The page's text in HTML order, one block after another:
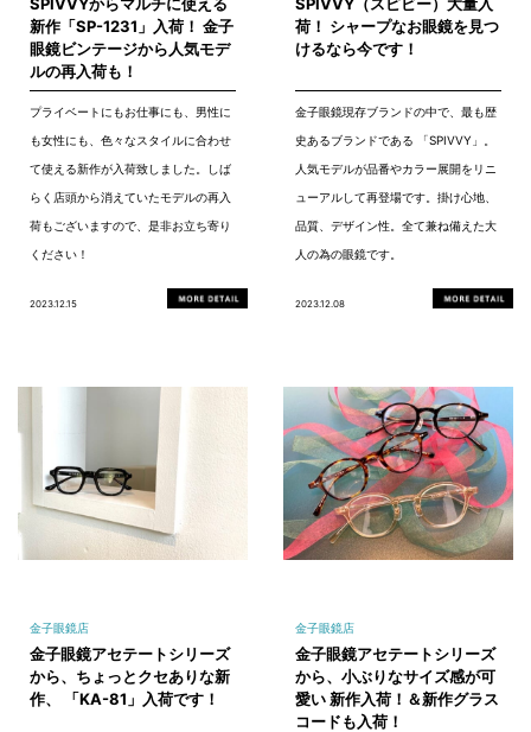
新作「SP-1231」入荷！ 金子
眼鏡ビンテージから人気モデ
ルの再入荷も！
プライベートにもお仕事にも、男性に
も女性にも、色々なスタイルに合わせ
て使える新作が入荷致しました。しば
らく店頭から消えていたモデルの再入
荷もございますので、是非お立ち寄り
ください！
2023.12.15
荷！ シャープなお眼鏡を見つ
けるなら今です！
金子眼鏡現存ブランドの中で、最も歴
史あるブランドである 「SPIVVY」。
人気モデルが品番やカラー展開をリニ
ューアルして再登場です。掛け心地、
品質、デザイン性。全て兼ね備えた大
人の為の眼鏡です。
2023.12.08
金子眼鏡店
金子眼鏡アセテートシリーズ
から、ちょっとクセありな新
作、 「KA-81」入荷です！
金子眼鏡店
金子眼鏡アセテートシリーズ
から、小ぶりなサイズ感が可
愛い 新作入荷！＆新作グラス
コードも入荷！